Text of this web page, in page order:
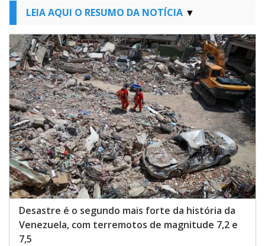
LEIA AQUI O RESUMO DA NOTÍCIA
Desastre é o segundo mais forte da história da
Venezuela, com terremotos de magnitude 7,2 e
7,5